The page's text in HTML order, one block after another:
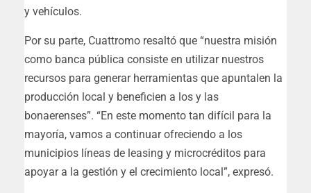
y vehículos.
Por su parte, Cuattromo resaltó que “nuestra misión
como banca pública consiste en utilizar nuestros
recursos para generar herramientas que apuntalen la
producción local y beneficien a los y las
bonaerenses”. “En este momento tan difícil para la
mayoría, vamos a continuar ofreciendo a los
municipios líneas de leasing y microcréditos para
apoyar a la gestión y el crecimiento local”, expresó.